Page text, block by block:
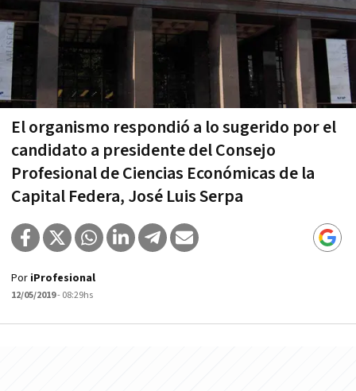
El organismo respondió a lo sugerido por el
candidato a presidente del Consejo
Profesional de Ciencias Económicas de la
Capital Federa, José Luis Serpa
Por iProfesional
12/05/2019- 08:29hs